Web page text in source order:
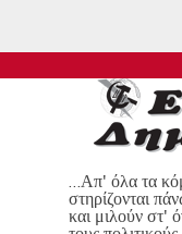
…Απ' όλα τα
στηρίζονται
και μιλούν στ'